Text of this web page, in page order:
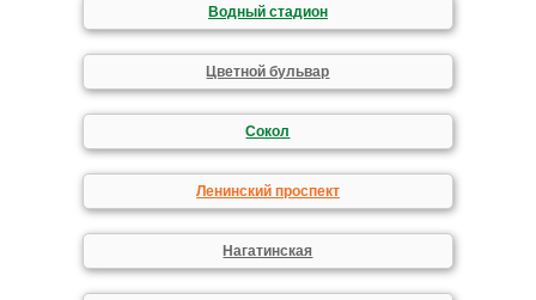
Водный стадион
Цветной бульвар
Сокол
Ленинский проспект
Нагатинская